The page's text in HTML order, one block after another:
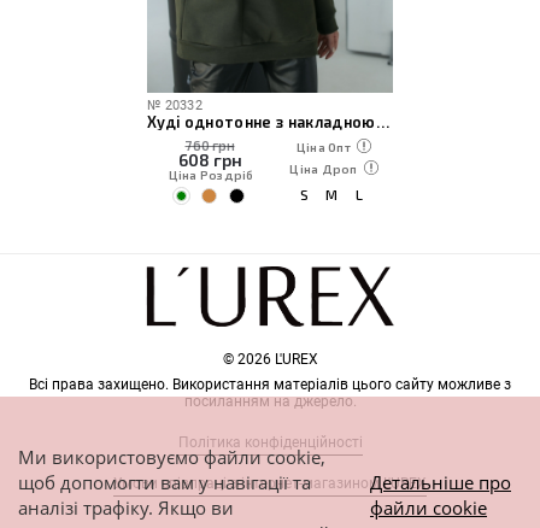
№ 20332
Худі однотонне з накладною кишенею
760 грн
608 грн
Ціна Роздріб
Ціна Опт
Ціна Дроп
S M L
© 2026 L'UREX
Всі права захищено. Використання матеріалів цього сайту можливе з
посиланням на джерело.
Політика конфіденційності
Умови співпраці з інтернет-магазином L'UREX
Ми використовуємо файли cookie,
щоб допомогти вам у навігації та
аналізі трафіку. Якщо ви
Детальніше про
файли cookie